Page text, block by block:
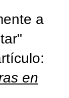
a
en